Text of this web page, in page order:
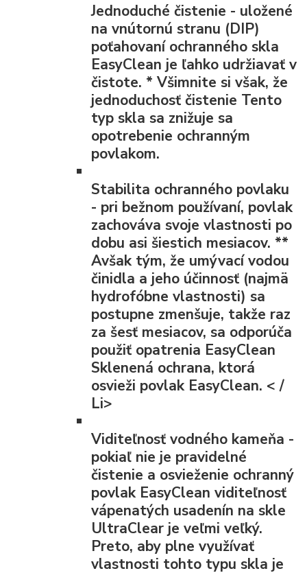
Jednoduché čistenie - uložené
na vnútornú stranu (DIP)
poťahovaní ochranného skla
EasyClean je ľahko udržiavať v
čistote. *Všimnite si však, že
jednoduchosť čistenie Tento
typ skla sa znižuje sa
opotrebenie ochranným
povlakom.
Stabilita ochranného povlaku
- pri bežnom používaní, povlak
zachováva svoje vlastnosti po
dobu asi šiestich mesiacov. **
Avšak tým, že umývací vodou
činidla a jeho účinnosť (najmä
hydrofóbne vlastnosti) sa
postupne zmenšuje, takže raz
za šesť mesiacov, sa odporúča
použiť opatrenia EasyClean
Sklenená ochrana, ktorá
osvieži povlak EasyClean. < /
Li>
Viditeľnosť vodného kameňa -
pokiaľ nie je pravidelné
čistenie a osvieženie ochranný
povlak EasyClean viditeľnosť
vápenatých usadenín na skle
UltraClear je veľmi veľký.
Preto, aby plne využívať
vlastnosti tohto typu skla je